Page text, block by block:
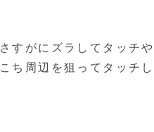
さすがにズラしてタッチ
こち周辺を狙ってタッチ